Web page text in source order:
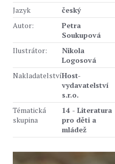
Jazyk
český
Autor:
Petra
Soukupová
Ilustrátor:
Nikola
Logosová
NakladatelstvíHost-
vydavatelství
s.r.o.
Tématická
skupina
14 - Literatura
pro děti a
mládež